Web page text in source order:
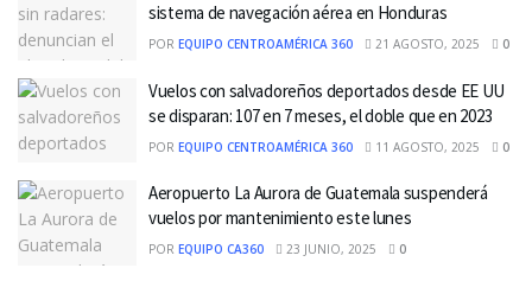
sistema de navegación aérea en Honduras
POR EQUIPO CENTROAMÉRICA 360 21 AGOSTO, 2025 0
Vuelos con salvadoreños deportados desde EE UU
se disparan: 107 en 7 meses, el doble que en 2023
POR EQUIPO CENTROAMÉRICA 360 11 AGOSTO, 2025 0
Aeropuerto La Aurora de Guatemala suspenderá
vuelos por mantenimiento este lunes
POR EQUIPO CA360 23 JUNIO, 2025 0